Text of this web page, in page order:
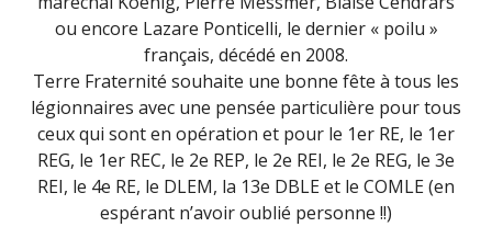
ou encore Lazare Ponticelli, le dernier « poilu »
français, décédé en 2008.
Terre Fraternité souhaite une bonne fête à tous les
légionnaires avec une pensée particulière pour tous
ceux qui sont en opération et pour le 1er RE, le 1er
REG, le 1er REC, le 2e REP, le 2e REI, le 2e REG, le 3e
REI, le 4e RE, le DLEM, la 13e DBLE et le COMLE (en
espérant n’avoir oublié personne !!)